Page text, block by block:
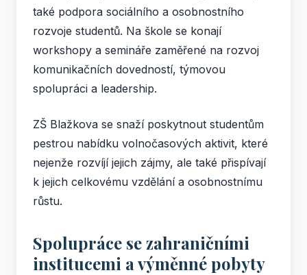
také podpora sociálního a osobnostního
rozvoje studentů. Na škole se konají
workshopy a semináře zaměřené na rozvoj
komunikačních dovedností, týmovou
spolupráci a leadership.
ZŠ Blažkova se snaží poskytnout studentům
pestrou nabídku volnočasových aktivit, které
nejenže rozvíjí jejich zájmy, ale také přispívají
k jejich celkovému vzdělání a osobnostnímu
růstu.
Spolupráce se zahraničními
institucemi a výměnné pobyty